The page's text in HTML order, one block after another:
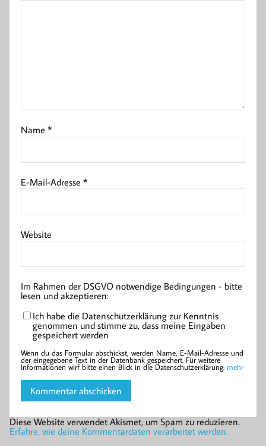
Name*
E-Mail-Adresse*
Website
Im Rahmen der DSGVO notwendige Bedingungen - bitte
lesen und akzeptieren:
Ich habe die Datenschutzerklärung zur Kenntnis
genommen und stimme zu, dass meine Eingaben
gespeichert werden
Wenn du das Formular abschickst, werden Name, E-Mail-Adresse und
der eingegebene Text in der Datenbank gespeichert. Für weitere
Informationen wirf bitte einen Blick in die Datenschutzerklärung: mehr
Diese Website verwendet Akismet, um Spam zu reduzieren.
Erfahre, wie deine Kommentardaten verarbeitet werden.